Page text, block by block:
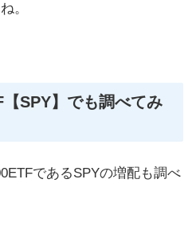
。
SPY】でも調べてみ
であるSPYの増配も調べ